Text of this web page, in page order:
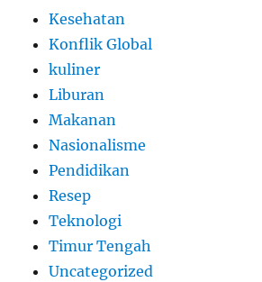
Kesehatan
Konflik Global
kuliner
Liburan
Makanan
Nasionalisme
Pendidikan
Resep
Teknologi
Timur Tengah
Uncategorized